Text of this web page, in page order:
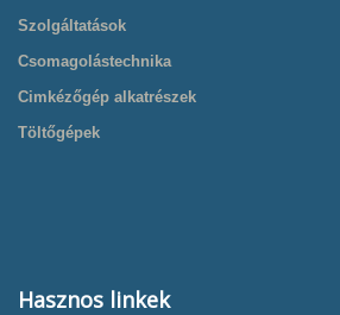
Szolgáltatások
Csomagolástechnika
Cimkézőgép alkatrészek
Töltőgépek
Hasznos linkek